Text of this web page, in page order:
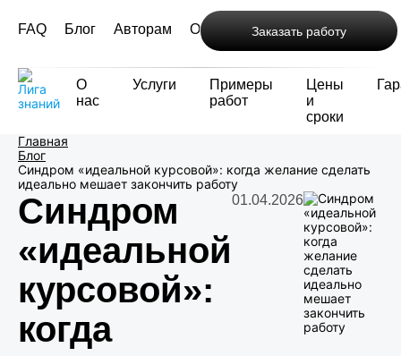
FAQ Блог Авторам Отзывы Контакты
Заказать работу
О
нас
Услуги
Примеры
работ
Цены
и
сроки
Главная
Блог
Синдром «идеальной курсовой»: когда желание сделать
идеально мешает закончить работу
Синдром
«идеальной
курсовой»:
когда
01.04.2026